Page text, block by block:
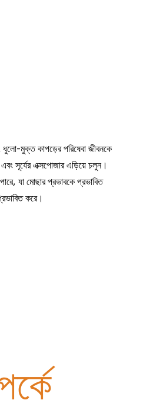
ধুলো-মুক্ত কাপড়ের পরিষেবা জীবনকে
সূর্যের এক্সপোজার এড়িয়ে চলুন।
যা মোছার প্রভাবকে প্রভাবিত
করে।